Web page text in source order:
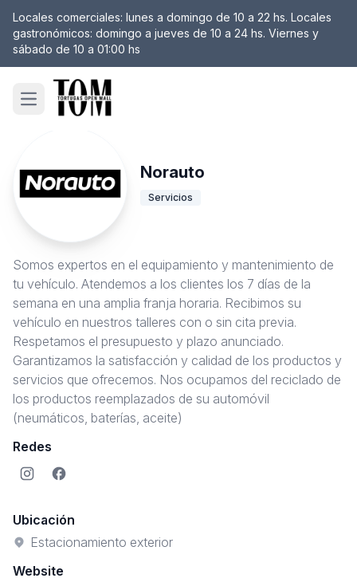
Locales comerciales: lunes a domingo de 10 a 22 hs. Locales
gastronómicos: domingo a jueves de 10 a 24 hs. Viernes y
sábado de 10 a 01:00 hs
Open main menu
Norauto
Servicios
Somos expertos en el equipamiento y mantenimiento de
tu vehículo. Atendemos a los clientes los 7 días de la
semana en una amplia franja horaria. Recibimos su
vehículo en nuestros talleres con o sin cita previa.
Respetamos el presupuesto y plazo anunciado.
Garantizamos la satisfacción y calidad de los productos y
servicios que ofrecemos. Nos ocupamos del reciclado de
los productos reemplazados de su automóvil
(neumáticos, baterías, aceite)
Redes
Ubicación
Estacionamiento exterior
Website